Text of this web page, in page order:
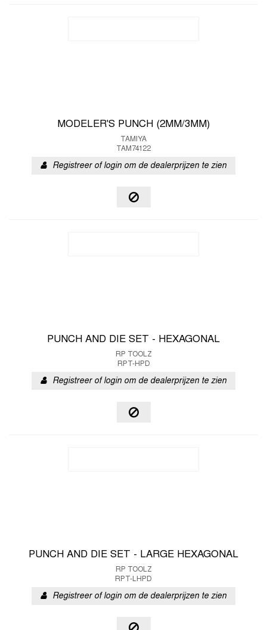
MODELER'S PUNCH (2MM/3MM)
TAMIYA
TAM74122
Registreer of login om de dealerprijzen te zien
PUNCH AND DIE SET - HEXAGONAL
RP TOOLZ
RPT-HPD
Registreer of login om de dealerprijzen te zien
PUNCH AND DIE SET - LARGE HEXAGONAL
RP TOOLZ
RPT-LHPD
Registreer of login om de dealerprijzen te zien